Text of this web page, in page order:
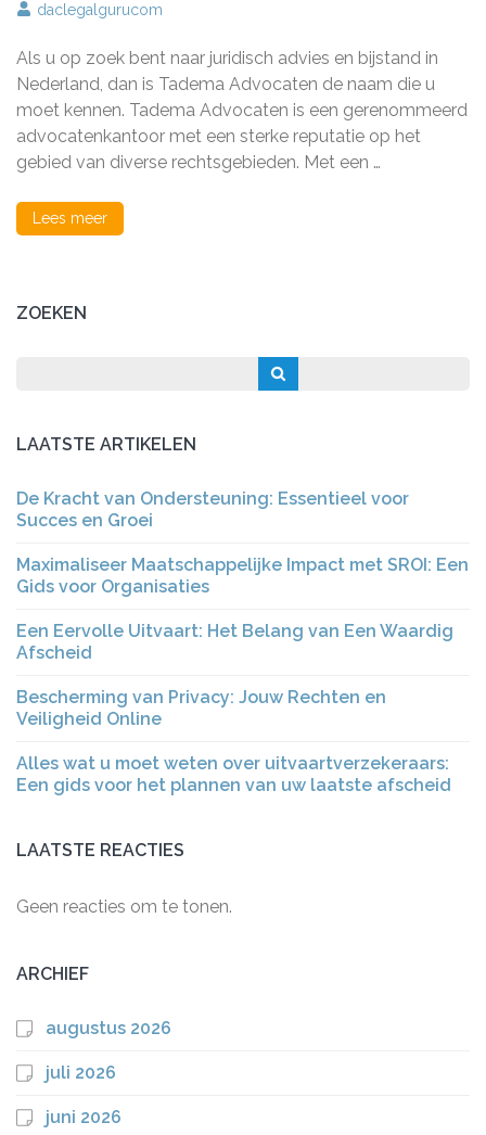
Partner
in
Bijstand
en
Advies
daclegalgurucom
Als u op zoek bent naar juridisch advies en bijstand in
Nederland, dan is Tadema Advocaten de naam die u
moet kennen. Tadema Advocaten is een gerenommeerd
advocatenkantoor met een sterke reputatie op het
gebied van diverse rechtsgebieden. Met een …
Lees meer
ZOEKEN
LAATSTE ARTIKELEN
De Kracht van Ondersteuning: Essentieel voor
Succes en Groei
Maximaliseer Maatschappelijke Impact met SROI: Een
Gids voor Organisaties
Een Eervolle Uitvaart: Het Belang van Een Waardig
Afscheid
Bescherming van Privacy: Jouw Rechten en
Veiligheid Online
Alles wat u moet weten over uitvaartverzekeraars:
Een gids voor het plannen van uw laatste afscheid
LAATSTE REACTIES
Geen reacties om te tonen.
ARCHIEF
augustus 2026
juli 2026
juni 2026